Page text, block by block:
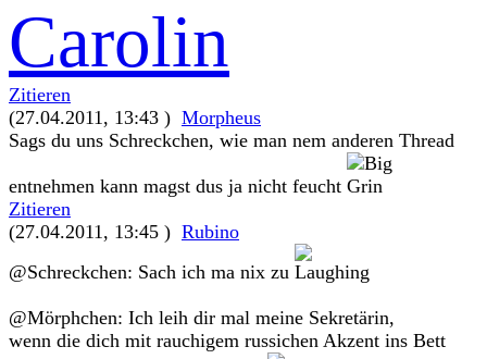
Carolin
Zitieren
(27.04.2011, 13:43 ) Morpheus
Sags du uns Schreckchen, wie man nem anderen Thread
entnehmen kann magst dus ja nicht feucht
Zitieren
(27.04.2011, 13:45 ) Rubino
@Schreckchen: Sach ich ma nix zu
@Mörphchen: Ich leih dir mal meine Sekretärin,
wenn die dich mit rauchigem russichen Akzent ins Bett